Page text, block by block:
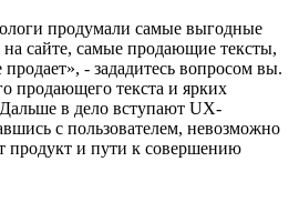
продумали самые выгодные
сайте, самые продающие тексты,
- зададитесь вопросом вы.
продающего текста и ярких
в дело вступают UX-
с пользователем, невозможно
продукт и пути к совершению